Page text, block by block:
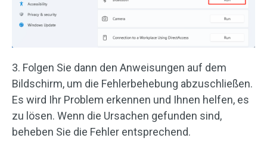
3. Folgen Sie dann den Anweisungen auf dem
Bildschirm, um die Fehlerbehebung abzuschließen.
Es wird Ihr Problem erkennen und Ihnen helfen, es
zu lösen. Wenn die Ursachen gefunden sind,
beheben Sie die Fehler entsprechend.